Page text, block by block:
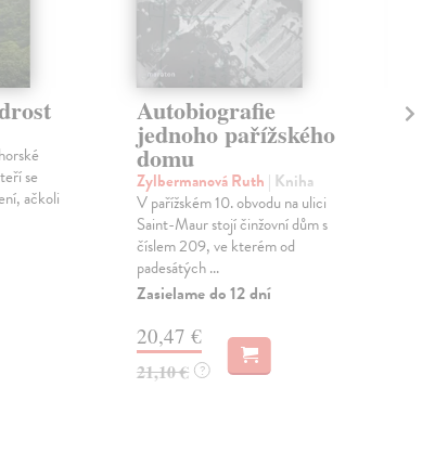
se
ačkoli
Autobiografie
jednoho pařížského
domu
Zylbermanová Ruth | Kniha
V pařížském 10. obvodu na ulici
Saint-Maur stojí činžovní dům s
číslem 209, ve kterém od
padesátých ...
Zasielame do 12 dní
20,47 €
21,10 € ?